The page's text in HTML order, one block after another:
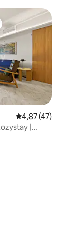
Note
4,87 (47)
|